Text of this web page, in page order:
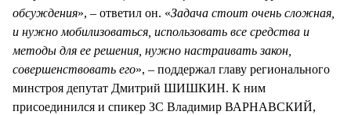
обсуждения», – ответил он. «Задача стоит очень сложная,
и нужно мобилизоваться, использовать все средства и
методы для ее решения, нужно настраивать закон,
совершенствовать его», – поддержал главу регионального
минстроя депутат Дмитрий ШИШКИН. К ним
присоединился и спикер ЗС Владимир ВАРНАВСКИЙ,